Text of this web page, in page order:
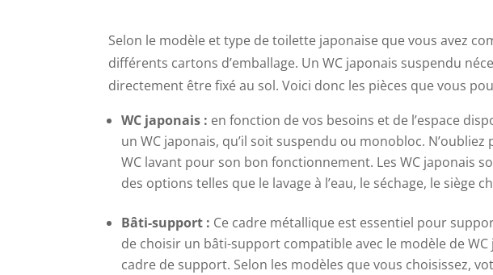
Selon le modèle et type de toilette japonaise que vous avez
différents cartons d’emballage. Un WC japonais suspendu
directement être fixé au sol. Voici donc les pièces que vous
WC japonais : en fonction de vos besoins et de l’espace
un WC japonais, qu’il soit suspendu ou monobloc.
WC lavant pour son bon fonctionnement. Les WC japonais
des options telles que le lavage à l’eau, le séchage, le
Bâti-support : Ce cadre métallique est essentiel pour
de choisir un bâti-support compatible avec le modèle de
cadre de support. Selon les modèles que vous choisissez,